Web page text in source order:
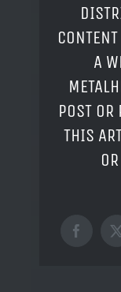
A
POST
THIS